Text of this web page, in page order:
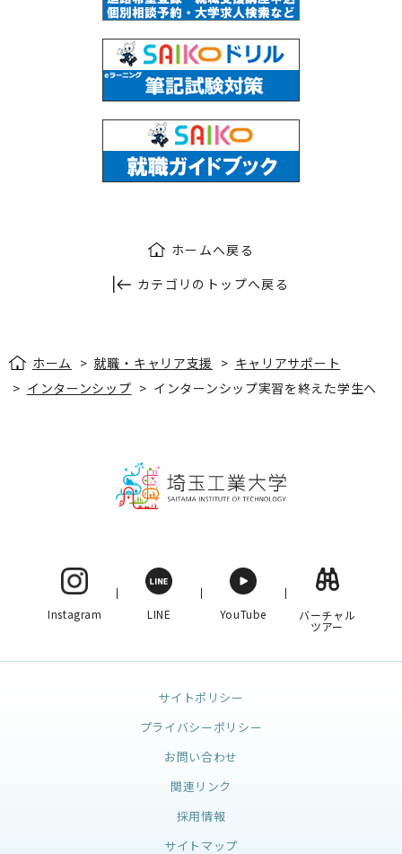
カテゴリのトップへ戻る
ホームへ戻る
ホーム > 就職・キャリア支援 > キャリアサポート
> インターンシップ > インターンシップ実習を終えた学生へ
Instagram LINE YouTube バーチャル
ツアー
サイトポリシー
プライバシーポリシー
お問い合わせ
関連リンク
採用情報
サイトマップ